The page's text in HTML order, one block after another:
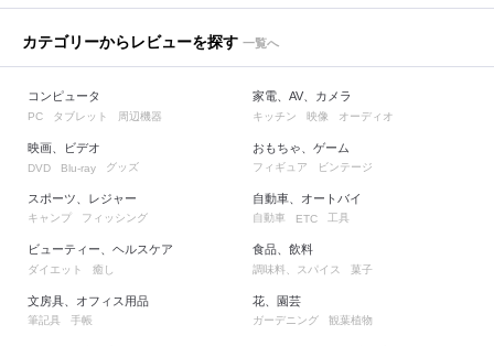
カテゴリーからレビューを探す 一覧へ
コンピュータ
PC タブレット 周辺機器
映画、ビデオ
DVD Blu-ray グッズ
スポーツ、レジャー
キャンプ フィッシング
ビューティー、ヘルスケア
ダイエット 癒し
文房具、オフィス用品
筆記具 手帳
家電、AV、カメラ
キッチン 映像 オーディオ
おもちゃ、ゲーム
フィギュア ビンテージ
自動車、オートバイ
自動車 ETC 工具
食品、飲料
調味料、スパイス 菓子
花、園芸
ガーデニング 観葉植物